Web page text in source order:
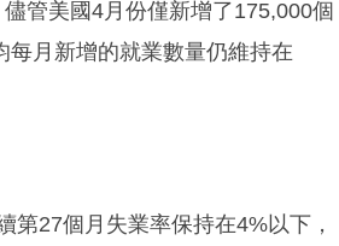
管美國4月份僅新增了175,000個
月新增的就業數量仍維持在
27個月失業率保持在4%以下，